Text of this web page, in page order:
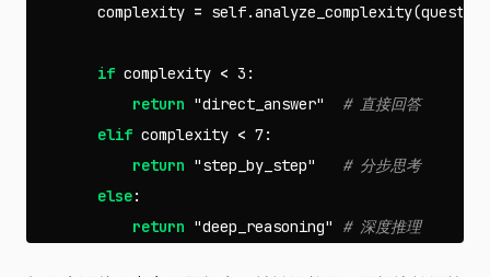
complexity = self.analyze_complexity(question
if complexity < 3 :
return "direct_answer"
elif complexity < 7:
return "step_by_step"
else:
return "deep_reasoning"